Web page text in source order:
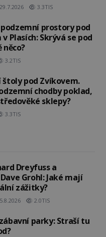
29.7.2026 3.3TIS
prostory pod
Plasích: Skrývá se pod
3.2TIS
pod Zvíkovem.
chodby poklad,
sklepy?
3.3TIS
Dreyfuss a
Grohl: Jaké mají
zážitky?
5.8.2026 2.0TIS
parky: Straší tu